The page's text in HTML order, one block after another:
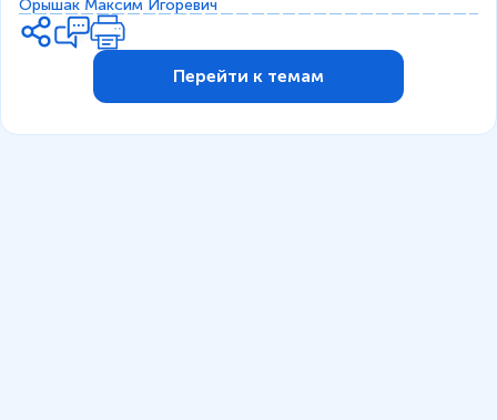
Орышак Максим Игоревич
Перейти к темам